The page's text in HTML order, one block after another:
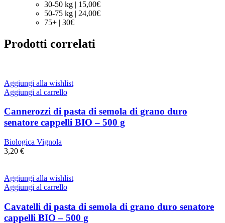
30-50 kg | 15,00€
50-75 kg | 24,00€
75+ | 30€
Prodotti correlati
Aggiungi alla wishlist
Aggiungi al carrello
Cannerozzi di pasta di semola di grano duro
senatore cappelli BIO – 500 g
Biologica Vignola
3,20 €
Aggiungi alla wishlist
Aggiungi al carrello
Cavatelli di pasta di semola di grano duro senatore
cappelli BIO – 500 g